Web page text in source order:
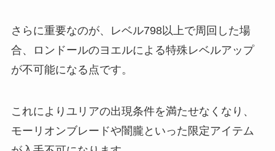
さらに重要なのが、レベル798以上で周回した場
合、ロンドールのヨエルによる特殊レベルアップ
が不可能になる点です。
これによりユリアの出現条件を満たせなくなり、
モーリオンブレードや闇朧といった限定アイテム